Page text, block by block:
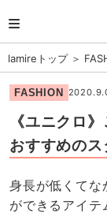
lamireトップ＞
FASHION
《ユニクロ
おすすめの
身長が低くてな
ができるアイ